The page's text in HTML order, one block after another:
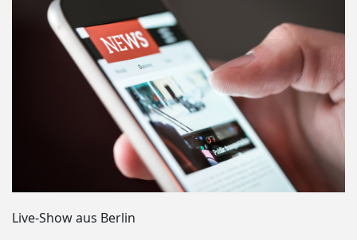
Live-Show aus Berlin